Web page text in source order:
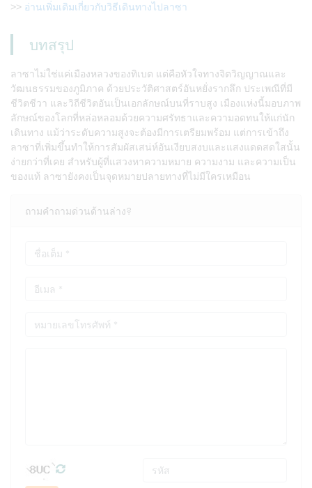
>> อ่านเพิ่มเติมเกี่ยวกับวิธีเดินทางไปลาซา
บทสรุป
ลาซาไม่ใช่แค่เมืองหลวงของทิเบต แต่คือหัวใจทางจิตวิญญาณและ
วัฒนธรรมของภูมิภาค ด้วยประวัติศาสตร์อันหยั่งรากลึก ประเพณีที่มี
ชีวิตชีวา และวิถีชีวิตอันเป็นเอกลักษณ์บนที่ราบสูง เมืองแห่งนี้มอบภาพ
ลักษณ์ของโลกที่หล่อหลอมด้วยความศรัทธาและความอดทนให้แก่นัก
เดินทาง แม้ว่าระดับความสูงจะต้องมีการเตรียมพร้อม แต่การเข้าถึง
ลาซาที่เพิ่มขึ้นทำให้การสัมผัสเสน่ห์อันเงียบสงบและแสงแดดสดใสนั้น
ง่ายกว่าที่เคย สำหรับผู้ที่แสวงหาความหมาย ความงาม และความเป็น
ของแท้ ลาซายังคงเป็นจุดหมายปลายทางที่ไม่มีใครเหมือน
ถามคำถามด่วนด้านล่าง?